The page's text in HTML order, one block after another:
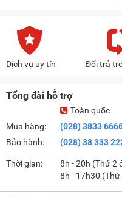
Dịch vụ uy tín Đổi trả
Tổng đài hỗ trợ
Mua hàng:
Bảo hành:
Toàn quốc
(028) 3833
(028) 38 333
Thời gian:
8h - 20h (Thứ 2
8h - 17h30